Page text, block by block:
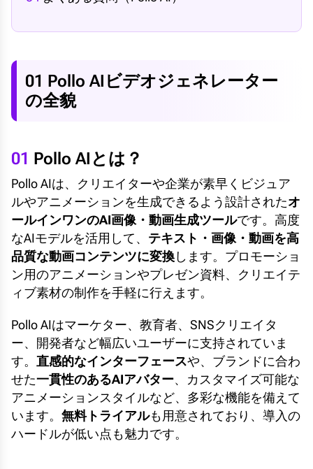
01 Pollo AIビデオジェネレーター
の全貌
01 Pollo AIとは？
Pollo AIは、クリエイターや企業が素早くビジュア
ルやアニメーションを生成できるよう設計されたオ
ールインワンのAI画像・動画生成ツールです。高度
なAIモデルを活用して、 テキスト・画像・動画を高
品質な動画コンテンツに変換します。プロモーショ
ン用のアニメーションやプレゼン資料、クリエイテ
ィブ素材の制作を手軽に行えます。
Pollo AIはマーケター、教育者、SNSクリエイタ
ー、開発者など幅広いユーザーに支持されていま
す。 直感的なインターフェースや、ブランドに合わ
せた一貫性のあるAIアバター、カスタマイズ可能な
アニメーションスタイルなど、多彩な機能を備えて
います。 無料トライアルも用意されており、導入の
ハードルが低い点も魅力です。